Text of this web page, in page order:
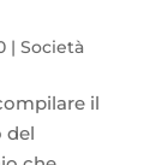
| Società
il
del